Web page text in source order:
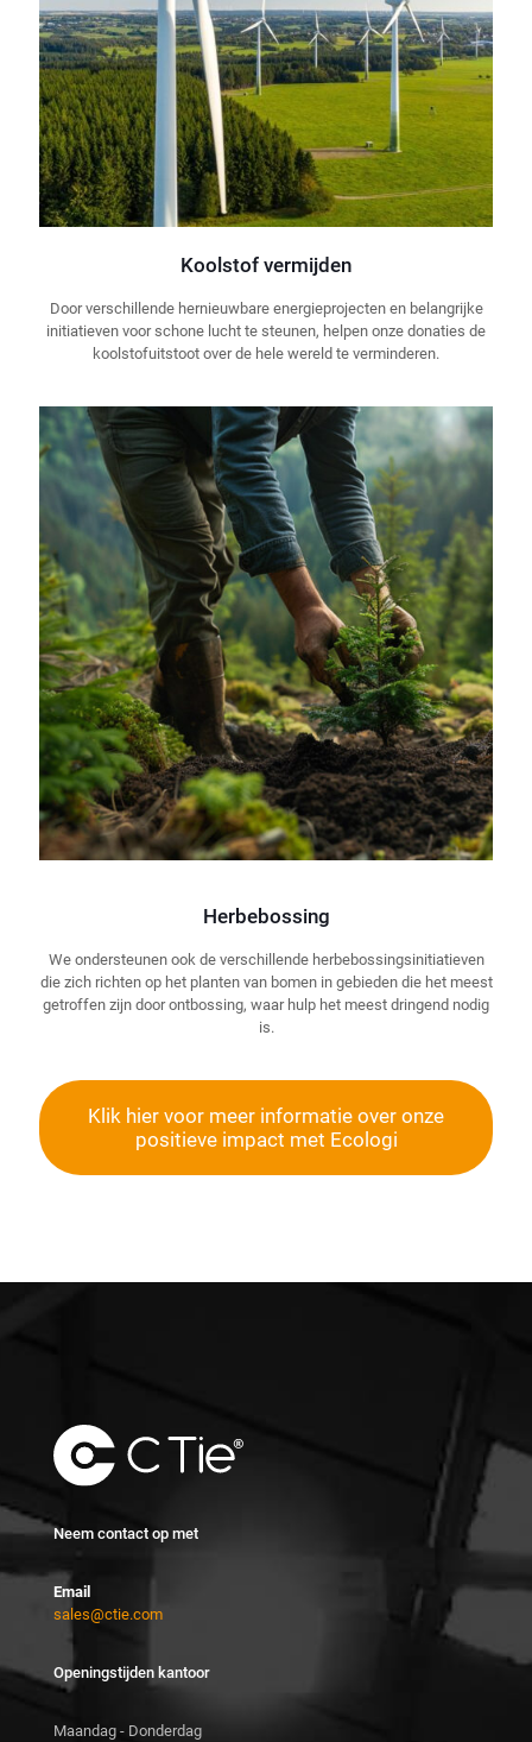
Koolstof vermijden
Door verschillende hernieuwbare energieprojecten en belangrijke
initiatieven voor schone lucht te steunen, helpen onze donaties de
koolstofuitstoot over de hele wereld te verminderen.
Herbebossing
We ondersteunen ook de verschillende herbebossingsinitiatieven
die zich richten op het planten van bomen in gebieden die het meest
getroffen zijn door ontbossing, waar hulp het meest dringend nodig
is.
Klik hier voor meer informatie over onze
positieve impact met Ecologi
Neem contact op met
Email
sales@ctie.com
Openingstijden kantoor
Maandag - Donderdag